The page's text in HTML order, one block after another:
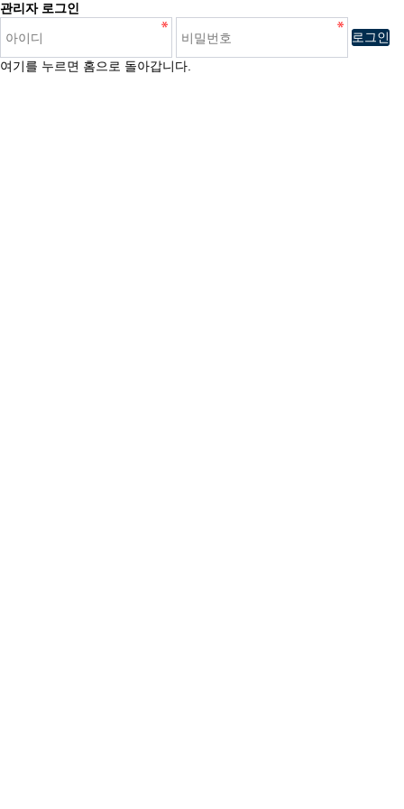
관리자 로그인
로그인
여기를 누르면 홈으로 돌아갑니다.